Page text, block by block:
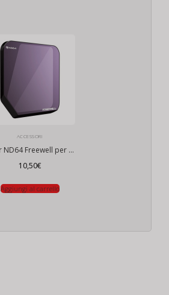
ACCESSORI
Filter ND64 Freewell per DJI Mavic 3
10,50€
Aggiungi al carrello